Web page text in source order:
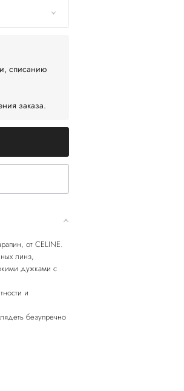
списанию
заказа.
от CELINE.
линз,
дужками с
и
безупречно